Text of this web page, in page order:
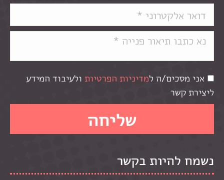
אני מסכים/ה למדיניות הפרטיות ולעיבוד המידע
ליצירת קשר
נשמח להיות בקשר